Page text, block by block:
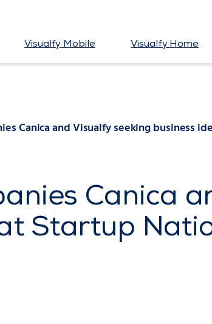
Visualfy Mobile Visualfy Home
Canica and Visualfy seeking business
Canica
Startup